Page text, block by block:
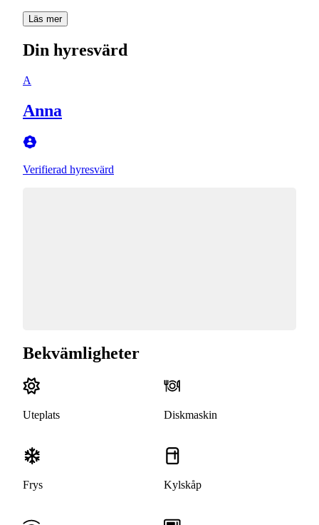
Läs mer
Din hyresvärd
A
Anna
Verifierad hyresvärd
Bekvämligheter
Uteplats Diskmaskin
Frys Kylskåp